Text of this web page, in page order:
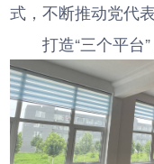
式，不断推动党代
打造“三个平台